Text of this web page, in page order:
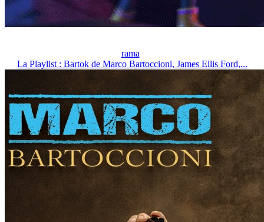
rama
La Playlist : Bartok de Marco Bartoccioni, James Ellis Ford,...